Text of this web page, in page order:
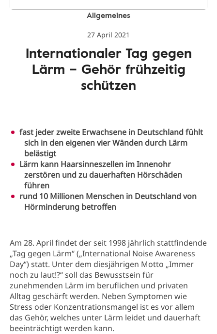
Allgemeines
27 April 2021
Internationaler Tag gegen
Lärm – Gehör frühzeitig
schützen
fast jeder zweite Erwachsene in Deutschland fühlt
sich in den eigenen vier Wänden durch Lärm
belästigt
Lärm kann Haarsinneszellen im Innenohr
zerstören und zu dauerhaften Hörschäden
führen
rund 10 Millionen Menschen in Deutschland von
Hörminderung betroffen
Am 28. April findet der seit 1998 jährlich stattfindende
„Tag gegen Lärm“ („International Noise Awareness
Day“) statt. Unter dem diesjährigen Motto „Immer
noch zu laut!?“ soll das Bewusstsein für
zunehmenden Lärm im beruflichen und privaten
Alltag geschärft werden. Neben Symptomen wie
Stress oder Konzentrationsmangel ist es vor allem
das Gehör, welches unter Lärm leidet und dauerhaft
beeinträchtigt werden kann.